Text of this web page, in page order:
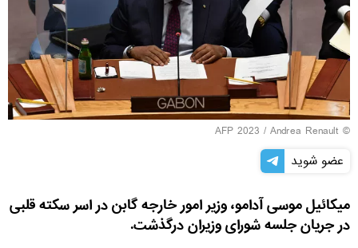
© AFP 2023 / Andrea Renault
عضو شوید
میکائیل موسی آدامو، وزیر امور خارجه گابن در اسر سکته قلبی
در جریان جلسه شورای وزیران درگذشت.